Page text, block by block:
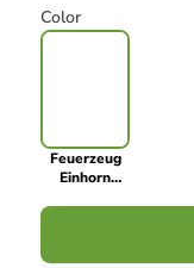
Color
Feuerzeug
Einhorn